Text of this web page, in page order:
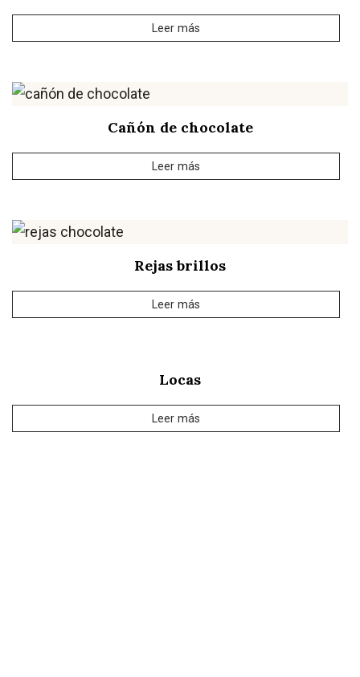
Leer más
Cañón de chocolate
Leer más
Rejas brillos
Leer más
Locas
Leer más